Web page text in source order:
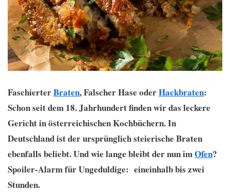
FaschierterBraten, Falscher Hase oderHackbraten:
Schon seit dem 18. Jahrhundert finden wir das leckere
Gericht in österreichischen Kochbüchern. In
Deutschland ist der ursprünglich steierische Braten
ebenfalls beliebt. Und wie lange bleibt der nun imOfen?
Spoiler-Alarm für Ungeduldige: eineinhalb bis zwei
Stunden.